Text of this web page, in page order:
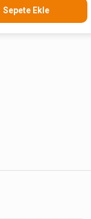
Sepete Ekle